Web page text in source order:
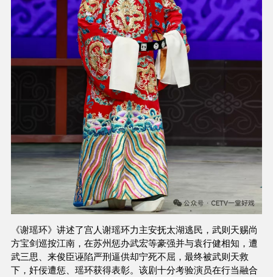
《谢瑶环》讲述了宫人谢瑶环力主安抚太湖逃民，武则天赐尚
方宝剑巡按江南，在苏州惩办武宏等豪强并与袁行健相知，遭
武三思、来俊臣诬陷严刑逼供却宁死不屈，最终被武则天救
下，奸佞遭惩、瑶环获得表彰。该剧十分考验演员在行当融合